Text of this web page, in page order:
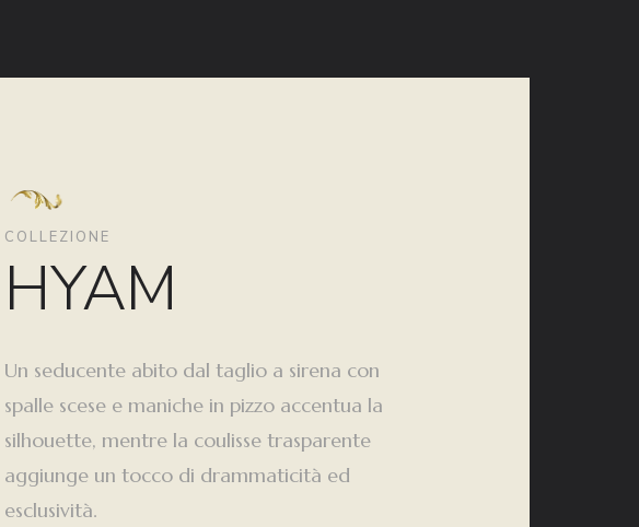
COLLEZIONE
HYAM
Un seducente abito dal taglio a sirena con
spalle scese e maniche in pizzo accentua la
silhouette, mentre la coulisse trasparente
aggiunge un tocco di drammaticità ed
esclusività.